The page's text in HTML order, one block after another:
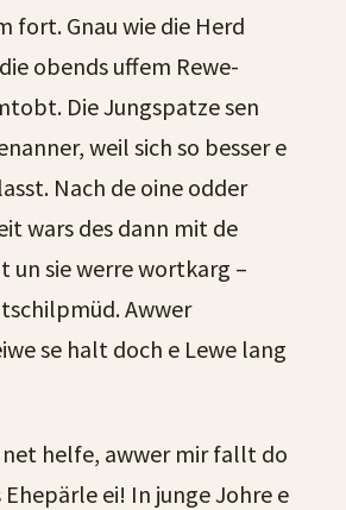
fort. Gnau wie die Herd
obends uffem Rewe-
Die Jungspatze sen
weil sich so besser e
Nach de oine odder
wars des dann mit de
un sie werre wortkarg –
Awwer
se halt doch e Lewe lang
helfe, awwer mir fallt do
Ehepärle ei! In junge Johre e